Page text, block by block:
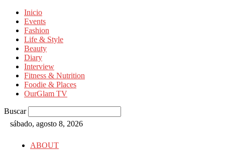
Inicio
Events
Fashion
Life & Style
Beauty
Diary
Interview
Fitness & Nutrition
Foodie & Places
OurGlam TV
Buscar
sábado, agosto 8, 2026
ABOUT